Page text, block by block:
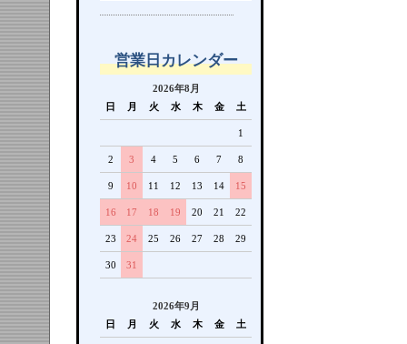
営業日カレンダー
2026年8月
日
月 火 水 木 金 土
1
2 3 4 5 6 7 8
9 10 11 12 13 14 15
16 17 18 19 20 21 22
23 24 25 26 27 28 29
30 31
2026年9月
日
月 火 水 木 金 土